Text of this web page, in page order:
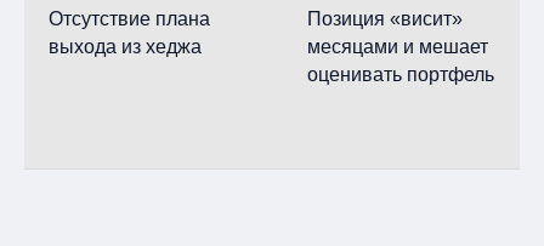
Отсутствие плана
выхода из хеджа
Позиция «висит»
месяцами и мешает
оценивать портфель